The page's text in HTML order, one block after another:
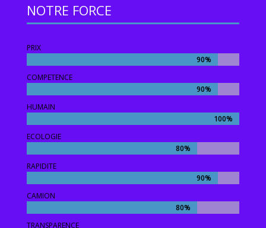
NOTRE FORCE
PRIX
90%
90%
COMPETENCE
90%
90%
HUMAIN
100%
100%
ECOLOGIE
80%
80%
RAPIDITE
90%
90%
CAMION
80%
80%
TRANSPARENCE